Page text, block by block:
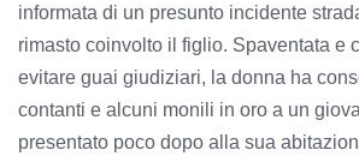
informata di un presunto incidente
rimasto coinvolto il figlio. Spaventata e
evitare guai giudiziari, la donna ha
contanti e alcuni monili in oro a un
presentato poco dopo alla sua